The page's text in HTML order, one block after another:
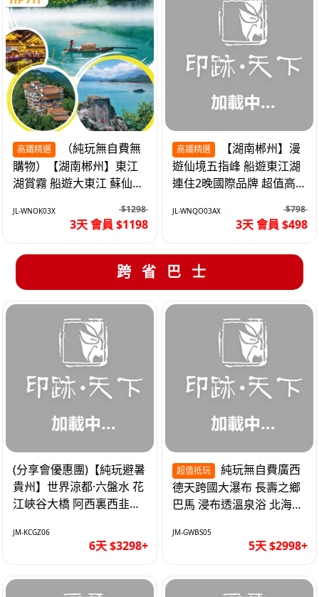
高鐵精選
購物）【湖南郴州】東江
湖賞霧 船遊大東江 蘇仙嶺
JL-WNOK03X $1298
3天 會員 $1198
高鐵精選
遊仙境五指峰 船遊東江湖
連住2晚國際品牌 超值高
JL-WNQO03AX $798
3天 會員 $498
跨省巴士
(分享會優惠團)【純玩避暑
貴州】世界涼都·六盤水 花
江峽谷大橋 阿西裏西韭菜
JM-KCGZ06
6天 $3298+
超值抵玩
德天跨國大瀑布 長壽之鄉
巴馬 浸布透溫泉浴 北海銀
JM-GWBS05
5天 $2998+